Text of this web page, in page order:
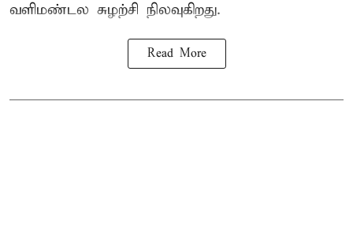
வளிமண்டல சுழற்சி நிலவுகிறது.
Read More